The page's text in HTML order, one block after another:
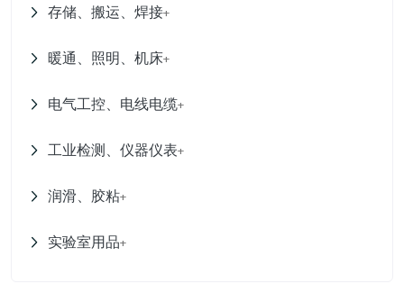
存储、搬运、焊接+
暖通、照明、机床+
电气工控、电线电缆+
工业检测、仪器仪表+
润滑、胶粘+
实验室用品+